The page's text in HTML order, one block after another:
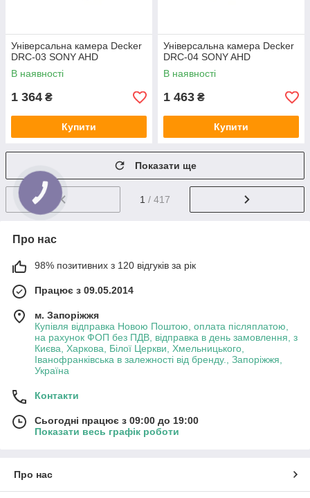
Універсальна камера Decker
DRC-03 SONY AHD
В наявності
1 364 ₴
Купити
Універсальна камера Decker
DRC-04 SONY AHD
В наявності
1 463 ₴
Купити
Показати ще
1 / 417
Про нас
98% позитивних з 120 відгуків за рік
Працює з 09.05.2014
м. Запоріжжя
Купівля відправка Новою Поштою, оплата післяплатою,
на рахунок ФОП без ПДВ, відправка в день замовлення, з
Києва, Харкова, Білої Церкви, Хмельницького,
Іванофранківська в залежності від бренду., Запоріжжя,
Україна
Контакти
Сьогодні працює з 09:00 до 19:00
Показати весь графік роботи
Про нас